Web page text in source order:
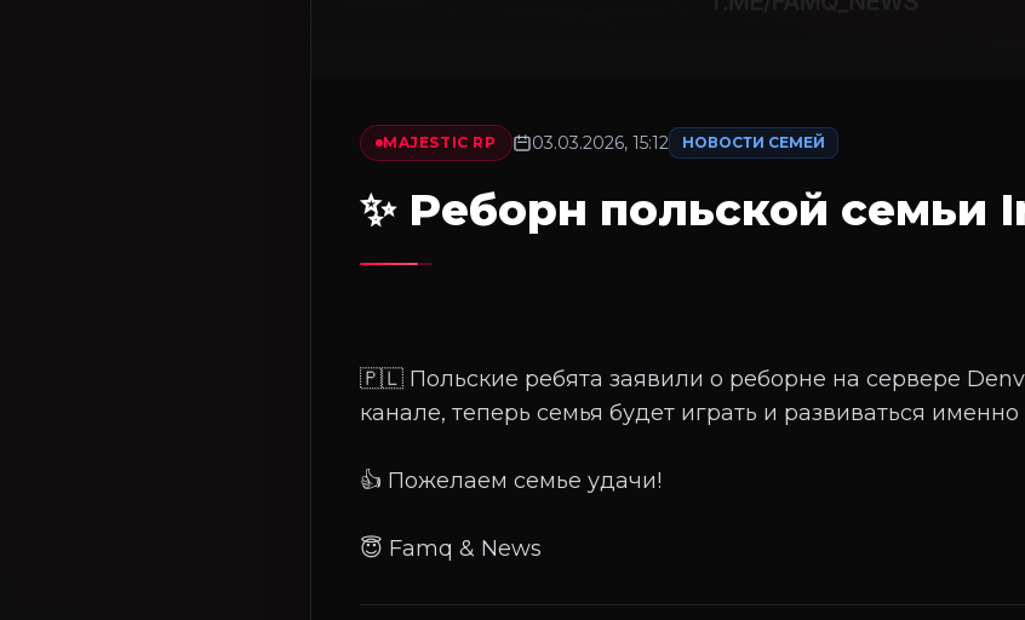
MAJESTIC RP 03.03.2026, 15:12 НОВОСТИ СЕМЕЙ
✨ Реборн польской семьи
🇵🇱 Польские ребята заявили о реборне на сервере
канале, теперь семья будет играть и развиваться именно
👍 Пожелаем семье удачи!